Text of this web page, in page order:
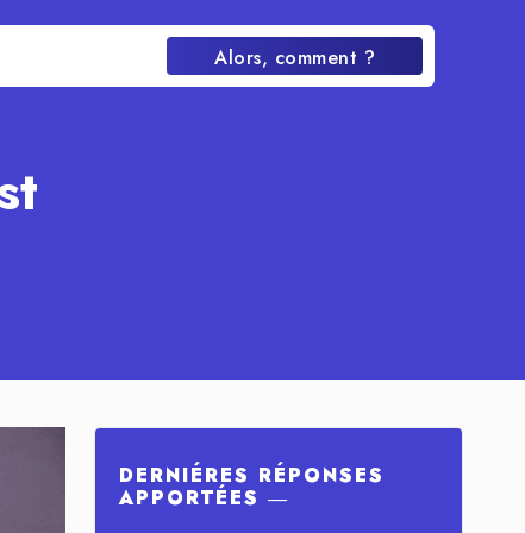
Alors, comment ?
DERNIÉRES RÉPONSES
APPORTÉES ―